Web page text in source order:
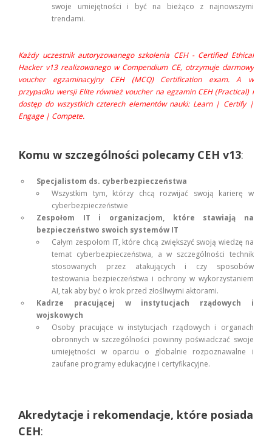
swoje umiejętności i być na bieżąco z najnowszymi
trendami.
Każdy uczestnik autoryzowanego szkolenia CEH - Certified Ethical
Hacker v13 realizowanego w Compendium CE, otrzymuje darmowy
voucher egzaminacyjny CEH (MCQ) Certification exam. A w
przypadku wersji Elite również voucher na egzamin CEH (Practical) i
dostęp do wszystkich czterech elementów nauki: Learn | Certify |
Engage | Compete.
Komu w szczególności polecamy CEH v13:
Specjalistom ds. cyberbezpieczeństwa
Wszystkim tym, którzy chcą rozwijać swoją karierę w
cyberbezpieczeństwie
Zespołom IT i organizacjom, które stawiają na
bezpieczeństwo swoich systemów IT
Całym zespołom IT, które chcą zwiększyć swoją wiedzę na
temat cyberbezpieczeństwa, a w szczególności technik
stosowanych przez atakujących i czy sposobów
testowania bezpieczeństwa i ochrony w wykorzystaniem
AI, tak aby być o krok przed złośliwymi aktorami.
Kadrze pracującej w instytucjach rządowych i
wojskowych
Osoby pracujące w instytucjach rządowych i organach
obronnych w szczególności powinny poświadczać swoje
umiejętności w oparciu o globalnie rozpoznawalne i
zaufane programy edukacyjne i certyfikacyjne.
Akredytacje i rekomendacje, które posiada
CEH: